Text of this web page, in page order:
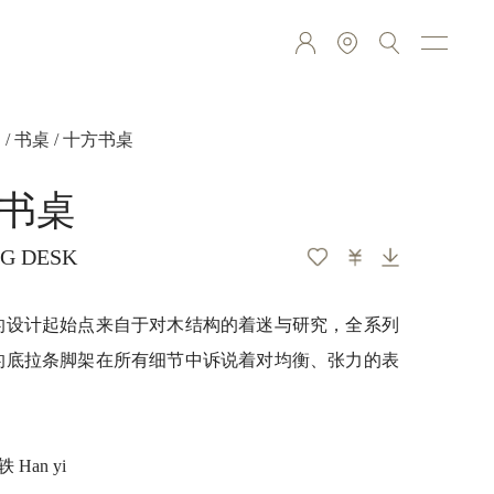
/书桌 / 十方书桌
桌
DESK
设计起始点来自于对木结构的着迷与研究，全系列
底拉条脚架在所有细节中诉说着对均衡、张力的表
Han yi